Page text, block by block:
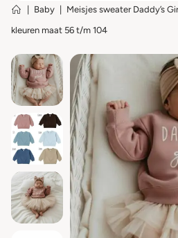
Baby
Meisjes sweater Daddy’s
kleuren maat 56 t/m 104